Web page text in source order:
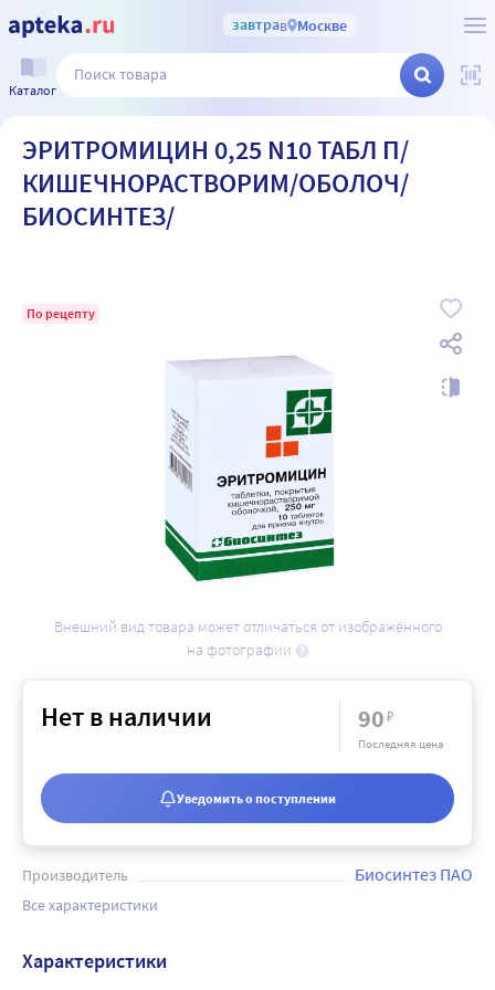
завтрав Москве
Каталог
ЭРИТРОМИЦИН 0,25 N10 ТАБЛ П/
КИШЕЧНОРАСТВОРИМ/ОБОЛОЧ/
БИОСИНТЕЗ/
По рецепту
Внешний вид товара может отличаться от изображённого
на фотографии
Производитель Биосинтез ПАО
Все характеристики
Нет в наличии 90₽
Последняя цена
Уведомить о поступлении
Характеристики